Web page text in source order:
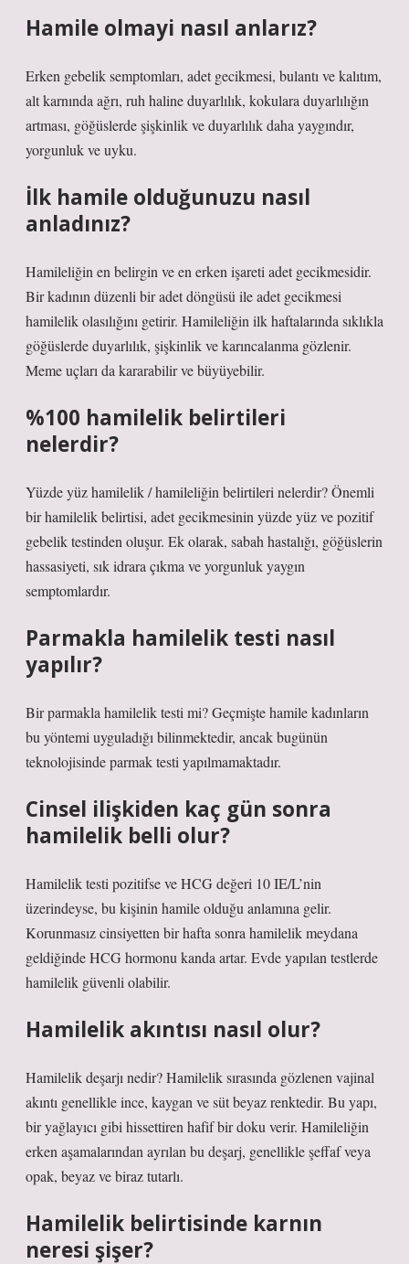
Hamile olmayi nasıl anlarız?
Erken gebelik semptomları, adet gecikmesi, bulantı ve kalıtım,
alt karnında ağrı, ruh haline duyarlılık, kokulara duyarlılığın
artması, göğüslerde şişkinlik ve duyarlılık daha yaygındır,
yorgunluk ve uyku.
İlk hamile olduğunuzu nasıl
anladınız?
Hamileliğin en belirgin ve en erken işareti adet gecikmesidir.
Bir kadının düzenli bir adet döngüsü ile adet gecikmesi
hamilelik olasılığını getirir. Hamileliğin ilk haftalarında sıklıkla
göğüslerde duyarlılık, şişkinlik ve karıncalanma gözlenir.
Meme uçları da kararabilir ve büyüyebilir.
%100 hamilelik belirtileri
nelerdir?
Yüzde yüz hamilelik / hamileliğin belirtileri nelerdir? Önemli
bir hamilelik belirtisi, adet gecikmesinin yüzde yüz ve pozitif
gebelik testinden oluşur. Ek olarak, sabah hastalığı, göğüslerin
hassasiyeti, sık idrara çıkma ve yorgunluk yaygın
semptomlardır.
Parmakla hamilelik testi nasıl
yapılır?
Bir parmakla hamilelik testi mi? Geçmişte hamile kadınların
bu yöntemi uyguladığı bilinmektedir, ancak bugünün
teknolojisinde parmak testi yapılmamaktadır.
Cinsel ilişkiden kaç gün sonra
hamilelik belli olur?
Hamilelik testi pozitifse ve HCG değeri 10 IE/L’nin
üzerindeyse, bu kişinin hamile olduğu anlamına gelir.
Korunmasız cinsiyetten bir hafta sonra hamilelik meydana
geldiğinde HCG hormonu kanda artar. Evde yapılan testlerde
hamilelik güvenli olabilir.
Hamilelik akıntısı nasıl olur?
Hamilelik deşarjı nedir? Hamilelik sırasında gözlenen vajinal
akıntı genellikle ince, kaygan ve süt beyaz renktedir. Bu yapı,
bir yağlayıcı gibi hissettiren hafif bir doku verir. Hamileliğin
erken aşamalarından ayrılan bu deşarj, genellikle şeffaf veya
opak, beyaz ve biraz tutarlı.
Hamilelik belirtisinde karnın
neresi şişer?